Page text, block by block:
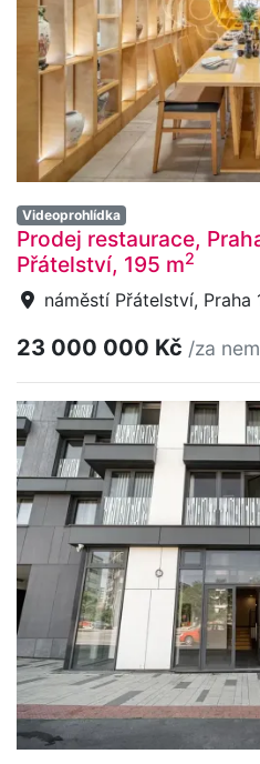
Videoprohlídka
Prodej restaurace,
Přátelství, 195 m2
náměstí Přátelství, Praha
23 000 000 Kč /za